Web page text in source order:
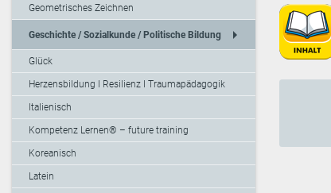
Geometrisches Zeichnen
Geschichte / Sozialkunde / Politische Bildung arrow_right
Glück
Herzensbildung I Resilienz I Traumapädagogik
Italienisch
Kompetenz Lernen® – future training
Koreanisch
Latein